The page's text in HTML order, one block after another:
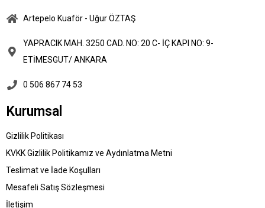
Artepelo Kuaför - Uğur ÖZTAŞ
YAPRACIK MAH. 3250 CAD. NO: 20 C- İÇ KAPI NO: 9-
ETİMESGUT/ ANKARA
0 506 867 74 53
Kurumsal
Gizlilik Politikası
KVKK Gizlilik Politikamız ve Aydınlatma Metni
Teslimat ve İade Koşulları
Mesafeli Satış Sözleşmesi
İletişim